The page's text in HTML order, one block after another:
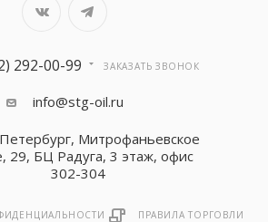
292-00-99 ЗАКАЗАТЬ ЗВОНОК
info@stg-oil.ru
Митрофаньевское
29, БЦ Радуга, 3 этаж, офис
302-304
ПРАВИЛА ТОРГОВЛИ